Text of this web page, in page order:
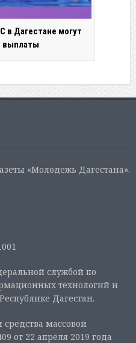
в Дагестане могут
выплаты
«Молодежь Дагестана».
службой по
технологий и
Дагестан.
средства массовой
от 22 апреля 2019 года